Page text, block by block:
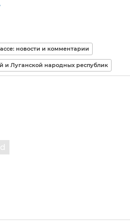
новости и комментарии
и Луганской народных республик